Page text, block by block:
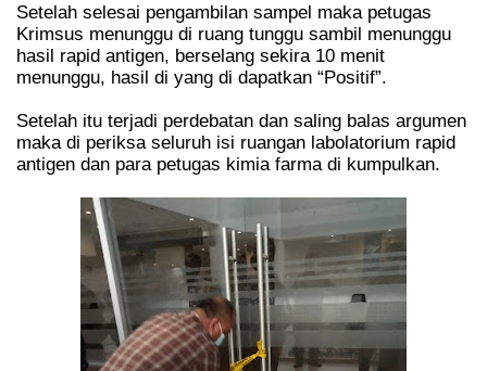
Setelah selesai pengambilan sampel maka petugas
Krimsus menunggu di ruang tunggu sambil menunggu
hasil rapid antigen, berselang sekira 10 menit
menunggu, hasil di yang di dapatkan “Positif”.
Setelah itu terjadi perdebatan dan saling balas argumen
maka di periksa seluruh isi ruangan labolatorium rapid
antigen dan para petugas kimia farma di kumpulkan.